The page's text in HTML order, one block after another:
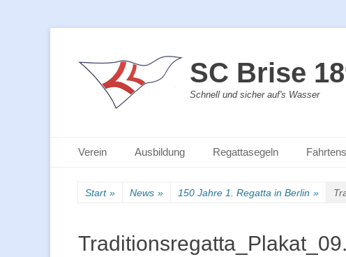
SC Brise
Schnell und sicher auf's Wasser
Primäres Menü
Inhalt
Verein Ausbildung Regattasegeln
Start » News » 150 Jahre 1. Regatta in Berlin »